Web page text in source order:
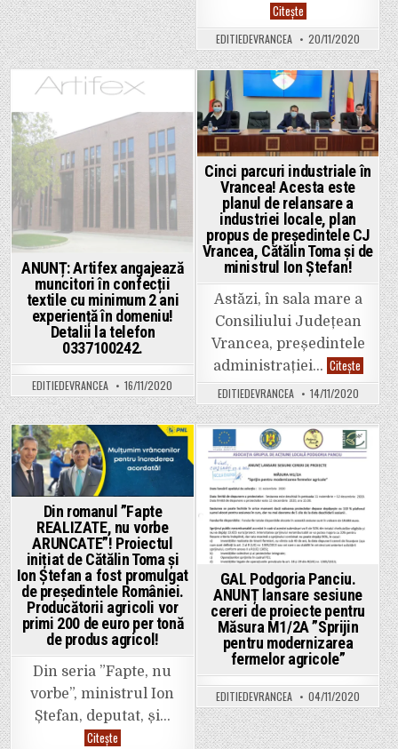
CiteștePrimarul
PSD
de
la
Golești,
susținut
de
PNL!
Golești
este
prima
localitate
din
Vrancea
care
a
depus
proiectul
de
racordare
la
rețeaua
de
gaze
naturale!
EDITIEDEVRANCEA 20/11/2020
in
ANUNȚ: Artifex angajează
muncitori în confecții
textile cu minimum 2 ani
experiență în domeniu!
Detalii la telefon
0337100242.
EDITIEDEVRANCEA 16/11/2020
Posted
in
Cinci parcuri industriale în
Vrancea! Acesta este
planul de relansare a
industriei locale, plan
propus de președintele CJ
Vrancea, Cătălin Toma și de
ministrul Ion Ștefan!
Astăzi, în sala mare a
Consiliului Județean
Vrancea, președintele
administrației… CiteșteCinci
parcuri
Acesta
este
planul
de
locale,
plan
propus
de
Cătălin
Toma
și
de
Ștefan!
EDITIEDEVRANCEA 14/11/2020
Posted
in
Din romanul ”Fapte
REALIZATE, nu vorbe
ARUNCATE”! Proiectul
inițiat de Cătălin Toma și
Ion Ștefan a fost promulgat
de președintele României.
Producătorii agricoli vor
primi 200 de euro per tonă
de produs agricol!
Din seria ”Fapte, nu
vorbe”, ministrul Ion
Ștefan, deputat, și…
CiteșteDin
Posted
in
GAL Podgoria Panciu.
ANUNȚ lansare sesiune
cereri de proiecte pentru
Măsura M1/2A ”Sprijin
pentru modernizarea
fermelor agricole”
EDITIEDEVRANCEA 04/11/2020